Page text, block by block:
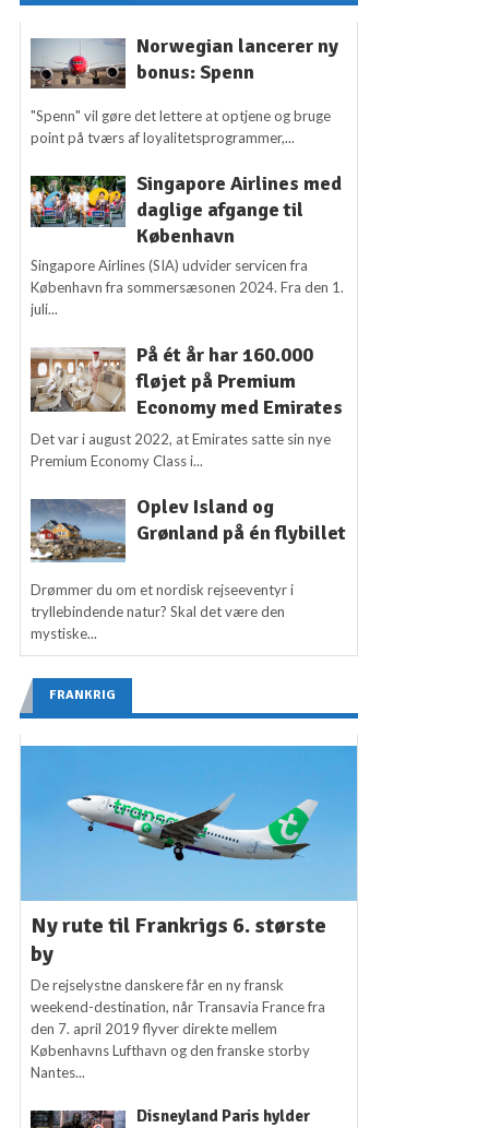
Norwegian lancerer ny
bonus: Spenn
"Spenn" vil gøre det lettere at optjene og bruge
point på tværs af loyalitetsprogrammer,...
Singapore Airlines med
daglige afgange til
København
Singapore Airlines (SIA) udvider servicen fra
København fra sommersæsonen 2024. Fra den 1.
juli...
På ét år har 160.000
fløjet på Premium
Economy med Emirates
Det var i august 2022, at Emirates satte sin nye
Premium Economy Class i...
Oplev Island og
Grønland på én flybillet
Drømmer du om et nordisk rejseeventyr i
tryllebindende natur? Skal det være den
mystiske...
FRANKRIG
Ny rute til Frankrigs 6. største
by
De rejselystne danskere får en ny fransk
weekend-destination, når Transavia France fra
den 7. april 2019 flyver direkte mellem
Københavns Lufthavn og den franske storby
Nantes...
Disneyland Paris hylder